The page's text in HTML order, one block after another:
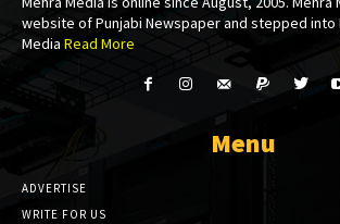
panel
panel
panel
website of Punjabi Newspaper and stepped into
Media Read More
Menu
ADVERTISE
WRITE FOR US